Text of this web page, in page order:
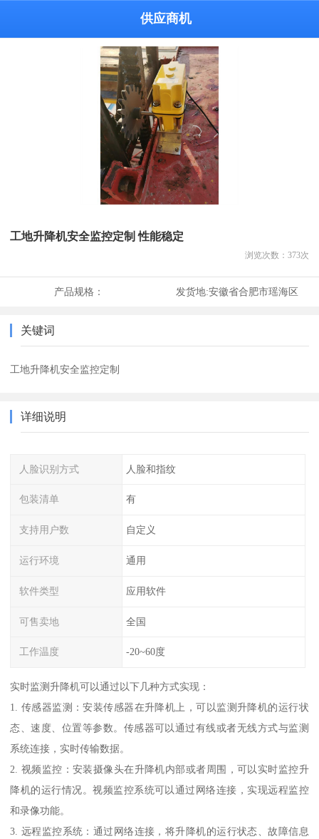
供应商机
工地升降机安全监控定制 性能稳定
浏览次数： 373次
产品规格： 发货地:安徽省合肥市瑶海区
关键词
工地升降机安全监控定制
详细说明
人脸识别方式 人脸和指纹
包装清单 有
支持用户数 自定义
运行环境 通用
软件类型 应用软件
可售卖地 全国
工作温度 -20~60度
实时监测升降机可以通过以下几种方式实现：
1. 传感器监测：安装传感器在升降机上，可以监测升降机的运行状
态、速度、位置等参数。传感器可以通过有线或者无线方式与监测
系统连接，实时传输数据。
2. 视频监控：安装摄像头在升降机内部或者周围，可以实时监控升
降机的运行情况。视频监控系统可以通过网络连接，实现远程监控
和录像功能。
3. 远程监控系统：通过网络连接，将升降机的运行状态、故障信息